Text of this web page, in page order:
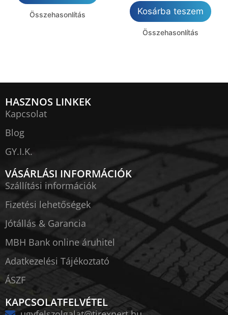
Összehasonlítás Kosárba teszem
Összehasonlítás
HASZNOS LINKEK
Kapcsolat
Blog
GY.I.K.
VÁSÁRLÁSI INFORMÁCIÓK
Szállítási információk
Fizetési lehetőségek
Jótállás & Garancia
MBH Bank online áruhitel
Adatkezelési Tájékoztató
ÁSZF
KAPCSOLATFELVÉTEL